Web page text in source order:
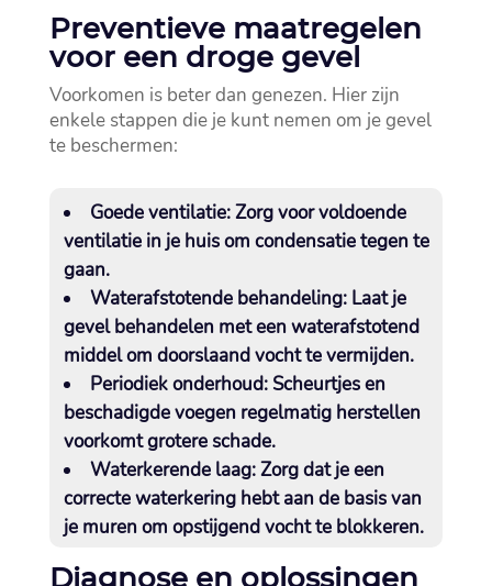
Preventieve maatregelen
voor een droge gevel
Voorkomen is beter dan genezen.​ Hier zijn
enkele stappen die je kunt nemen om je gevel
te beschermen:
Goede ventilatie: Zorg voor voldoende
ventilatie in je huis om condensatie tegen te
gaan.​
Waterafstotende behandeling: Laat je
gevel behandelen met een waterafstotend
middel om doorslaand vocht te vermijden.​
Periodiek onderhoud: Scheurtjes en
beschadigde voegen regelmatig herstellen
voorkomt grotere schade.​
Waterkerende laag: Zorg dat je een
correcte waterkering hebt aan de basis van
je muren om opstijgend vocht te blokkeren.​
Diagnose en oplossingen